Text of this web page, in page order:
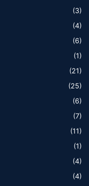
(3)
(4)
(6)
(1)
(21)
(25)
(6)
(7)
(11)
(1)
(4)
(4)